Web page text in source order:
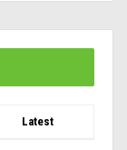
Latest